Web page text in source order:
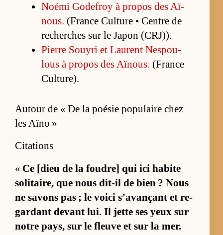
Noémi Go­de­froy à pro­pos des Aï­
nous. (France Culture • Centre de
re­cherches sur le Ja­pon (CRJ)).
Pierre Souyri et Laurent Nes­pou­
lous à pro­pos des Aï­nous. (France
Cultu­re).
Autour de « De la poésie populaire chez
les Aïno »
Citations
« Ce [dieu de la fou­dre] qui ici ha­bite
so­li­tai­re, que nous dit-il de bien ? Nous
ne sa­vons pas ; le voici s’avançant et re­
gar­dant de­vant lui. Il jette ses yeux sur
notre pays, sur le fleuve et sur la mer.